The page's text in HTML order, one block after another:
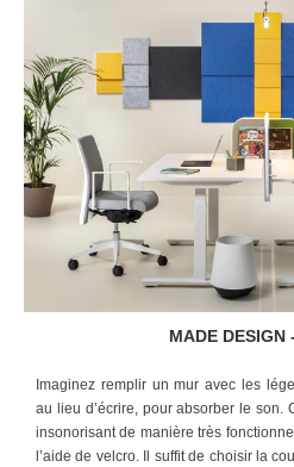
MADE DESIGN -
Imaginez remplir un mur avec les
au lieu d’écrire, pour absorber le son.
insonorisant de manière très
l’aide de velcro. Il suffit de choisir la